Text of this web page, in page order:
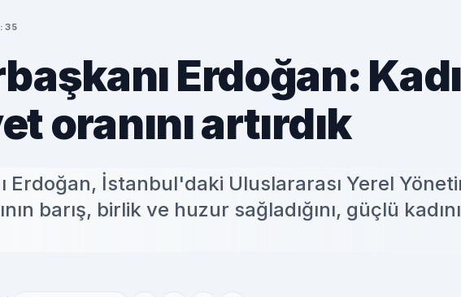
Erdoğan:
oranını artırdık
Erdoğan, İstanbul'daki Uluslararası Yerel
barış, birlik ve huzur sağladığını, güçlü